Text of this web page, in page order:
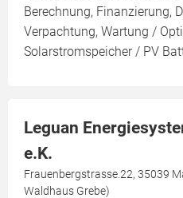
Berechnung, Finanzierung,
Verpachtung, Wartung /
Solarstromspeicher / PV
Leguan
e.K.
Frauenbergstrasse.22, 35039
Waldhaus Grebe)